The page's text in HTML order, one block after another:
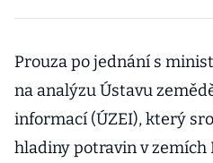
Prouza po jednání s
na analýzu Ústavu
informací (ÚZEI), který
hladiny potravin v zemích